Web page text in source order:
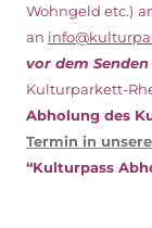
Wohngeld etc.)
an
vor dem
Kulturparkett-
Abholung des
Termin in
“Kulturpass